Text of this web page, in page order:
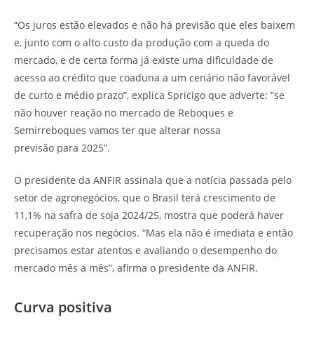
“Os juros estão elevados e não há previsão que eles baixem
e, junto com o alto custo da produção com a queda do
mercado, e de certa forma já existe uma dificuldade de
acesso ao crédito que coaduna a um cenário não favorável
de curto e médio prazo”, explica Spricigo que adverte: “se
não houver reação no mercado de Reboques e
Semirreboques vamos ter que alterar nossa
previsão para 2025”.
O presidente da ANFIR assinala que a notícia passada pelo
setor de agronegócios, que o Brasil terá crescimento de
11,1% na safra de soja 2024/25, mostra que poderá haver
recuperação nos negócios. “Mas ela não é imediata e então
precisamos estar atentos e avaliando o desempenho do
mercado mês a mês”, afirma o presidente da ANFIR.
Curva positiva